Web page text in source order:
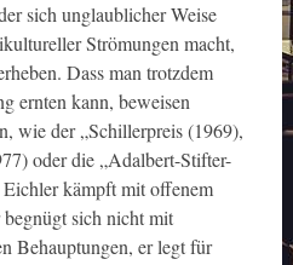
sich unglaublicher Weise
Strömungen macht,
Dass man trotzdem
ernten kann, beweisen
wie der „Schillerpreis (1969),
oder die „Adalbert-Stifter-
kämpft mit offenem
sich nicht mit
Behauptungen, er legt für